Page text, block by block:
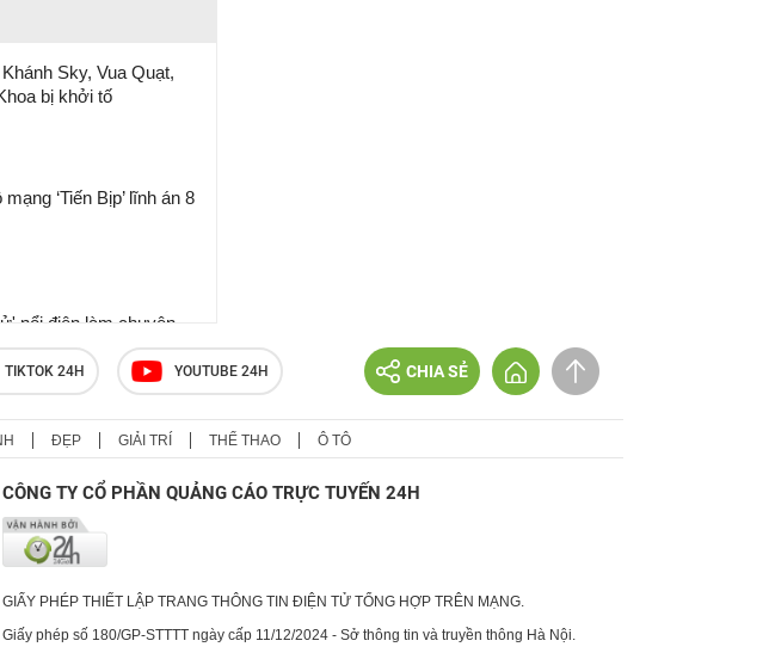
Sky, Vua Quạt,
bị khởi tố
‘Tiến Bịp’ lĩnh án 8
nổi điên làm chuyện
ở nơi làm việc của mẹ,
cơn gây án
phụ nữ đi chợ bất
TIKTOK 24H YOUTUBE 24H CHIA SẺ
ĐẸP GIẢI TRÍ THỂ THAO Ô TÔ
CÔNG TY CỔ PHẦN QUẢNG CÁO TRỰC TUYẾN 24H
GIẤY PHÉP THIẾT LẬP TRANG THÔNG TIN ĐIỆN TỬ TỔNG HỢP TRÊN MẠNG.
Giấy phép số 180/GP-STTTT ngày cấp 11/12/2024 - Sở thông tin và truyền thông Hà Nội.